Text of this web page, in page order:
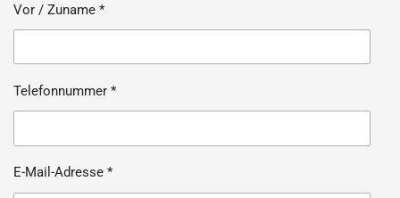
Vor / Zuname *
Telefonnummer *
E-Mail-Adresse *